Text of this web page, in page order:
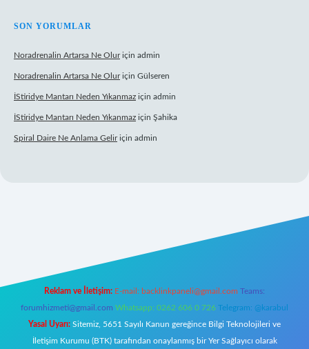
SON YORUMLAR
Noradrenalin Artarsa Ne Oluriçin admin
Noradrenalin Artarsa Ne Oluriçin Gülseren
İStiridye Mantarı Neden Yıkanmaz için admin
İStiridye Mantarı Neden Yıkanmaz için Şahika
Spiral Daire Ne Anlama Geliriçin admin
Reklam ve İletişim: E-mail: backlinkpaneli@gmail.com Teams:
forumhizmeti@gmail.com Whatsapp: 0262 606 0 726 Telegram: @karabul
Yasal Uyarı: Sitemiz, 5651 Sayılı Kanun gereğince Bilgi Teknolojileri ve
İletişim Kurumu (BTK) tarafından onaylanmış bir Yer Sağlayıcı olarak